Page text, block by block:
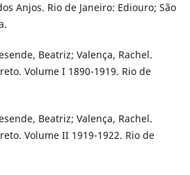
Anjos. Rio de Janeiro: Ediouro; São
Beatriz; Valença, Rachel.
Volume I 1890-1919. Rio de
Beatriz; Valença, Rachel.
Volume II 1919-1922. Rio de